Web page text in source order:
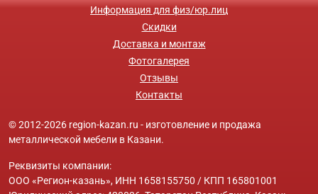
Информация для физ/юр.лиц
Скидки
Доставка и монтаж
Фотогалерея
Отзывы
Контакты
© 2012-2026 region-kazan.ru - изготовление и продажа
металлической мебели в Казани.
Реквизиты компании:
ООО «Регион-казань», ИНН 1658155750 / КПП 165801001